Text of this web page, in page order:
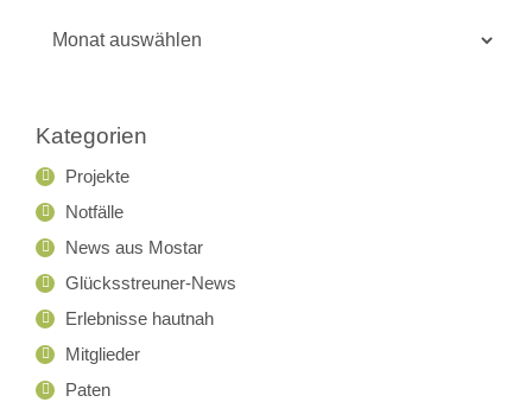
Kategorien
Projekte
Notfälle
News aus Mostar
Glücksstreuner-News
Erlebnisse hautnah
Mitglieder
Paten